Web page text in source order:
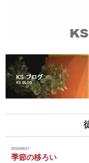
2010/09/17
季節の移ろい